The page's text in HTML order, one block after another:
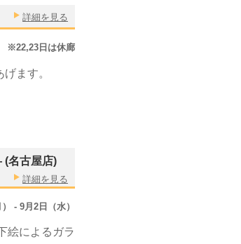
詳細を見る
※22,23日は休廊
ます。
名古屋店)
詳細を見る
- 9月2日（水）
絵によるガラ